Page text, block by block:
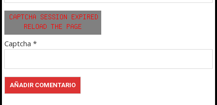
Captcha *